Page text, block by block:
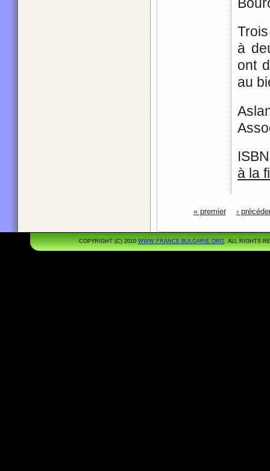
à
ont
au
à la
Pages« premier ‹
COPYRIGHT (C) 2010 WWW.FRANCE-BULGARIE.ORG . ALL RIGHTS